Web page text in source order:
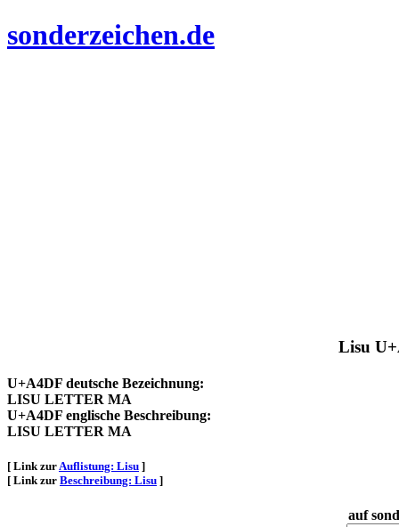
sonderzeichen.de
Lisu
U+A4DF deutsche Bezeichnung:
LISU LETTER MA
U+A4DF englische Beschreibung:
LISU LETTER MA
[ Link zurAuflistung: Lisu ]
[ Link zur Beschreibung: Lisu ]
auf